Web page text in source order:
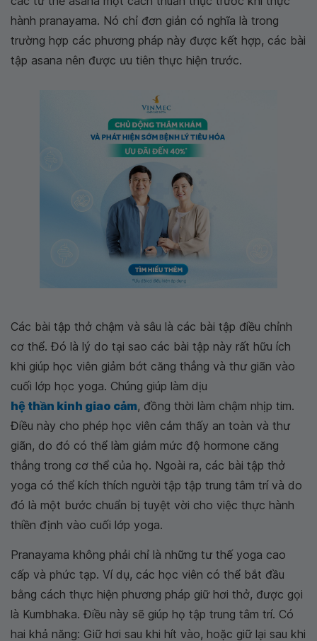
hành pranayama. Nó chỉ đơn giản có nghĩa là trong
trường hợp các phương pháp này được kết hợp, các bài
tập asana nên được ưu tiên thực hiện trước.
Các bài tập thở chậm và sâu là các bài tập điều chỉnh
cơ thể. Đó là lý do tại sao các bài tập này rất hữu ích
khi giúp học viên giảm bớt căng thẳng và thư giãn vào
cuối lớp học yoga. Chúng giúp làm dịu
hệ thần kinh giao cảm, đồng thời làm chậm nhịp tim.
Điều này cho phép học viên cảm thấy an toàn và thư
giãn, do đó có thể làm giảm mức độ hormone căng
thẳng trong cơ thể của họ. Ngoài ra, các bài tập thở
yoga có thể kích thích người tập tập trung tâm trí và do
đó là một bước chuẩn bị tuyệt vời cho việc thực hành
thiền định vào cuối lớp yoga.
Pranayama không phải chỉ là những tư thế yoga cao
cấp và phức tạp. Ví dụ, các học viên có thể bắt đầu
bằng cách thực hiện phương pháp giữ hơi thở, được gọi
là Kumbhaka. Điều này sẽ giúp họ tập trung tâm trí. Có
hai khả năng: Giữ hơi sau khi hít vào, hoặc giữ lại sau khi